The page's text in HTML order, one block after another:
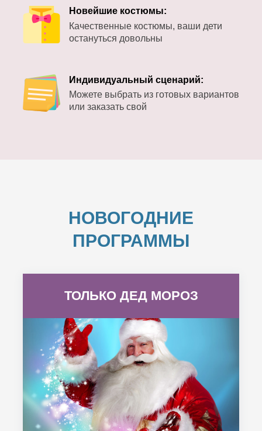
Новейшие костюмы:
Качественные костюмы, ваши дети
остануться довольны
Индивидуальный сценарий:
Можете выбрать из готовых вариантов
или заказать свой
НОВОГОДНИЕ
ПРОГРАММЫ
ТОЛЬКО ДЕД МОРОЗ